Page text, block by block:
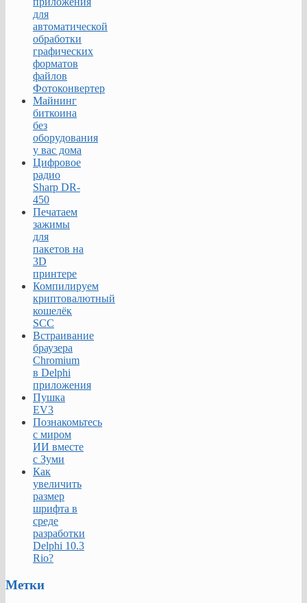
управлять
компьютерами
группами
компьютеров
включает
возможность
включения
компьютеров
исключения
домена
управление
параметрами.
Администраторы
создавать,
удалять
изменять
компьютеров
группах,
организовывать
компьютеры
соответствии
нуждами
организации.
для
автоматической
обработки
графических
форматов
файлов
Фотоконвертер
Майнинг
биткоина
без
оборудования
у вас дома
Цифровое
радио
Sharp DR-
450
Печатаем
зажимы
для
пакетов на
3D
принтере
Компилируем
криптовалютный
кошелёк
SCC
Встраивание
браузера
Chromium
в Delphi
приложения
Пушка
EV3
Познакомьтесь
с миром
ИИ вместе
с Зуми
Как
увеличить
размер
шрифта в
среде
разработки
Delphi 10.3
Rio?
Метки